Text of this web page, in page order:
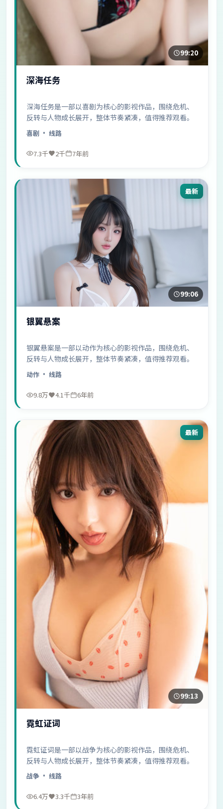
99:20
深海任务
深海任务是一部以喜剧为核心的影视作品，围绕危机、
反转与人物成长展开，整体节奏紧凑，值得推荐观看。
喜剧 · 线路
7.3千 2千 7年前
最新
99:06
银翼悬案
银翼悬案是一部以动作为核心的影视作品，围绕危机、
反转与人物成长展开，整体节奏紧凑，值得推荐观看。
动作 · 线路
9.8万 4.1千 6年前
最新
99:13
霓虹证词
霓虹证词是一部以战争为核心的影视作品，围绕危机、
反转与人物成长展开，整体节奏紧凑，值得推荐观看。
战争 · 线路
6.4万 3.3千 3年前